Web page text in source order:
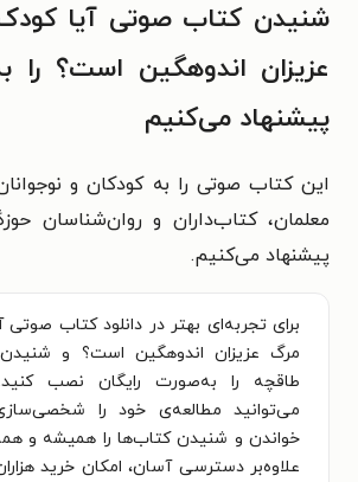
شنیدن کتاب صوتی آیا
عزیزان اندوهگین است؟ را
پیشنهاد می‌کنیم
این کتاب صوتی را به کودکان و
معلمان، کتاب‌داران و روان‌شناسان
پیشنهاد می‌کنیم.
برای تجربه‌ای بهتر در دانلود کتاب صوتی
مرگ عزیزان اندوهگین است؟ و
طاقچه را به‌صورت رایگان نصب
می‌توانید مطالعه‌ی خود را
خواندن و شنیدن کتاب‌ها را همیشه و
علاوه‌بر دسترسی آسان، امکان خرید